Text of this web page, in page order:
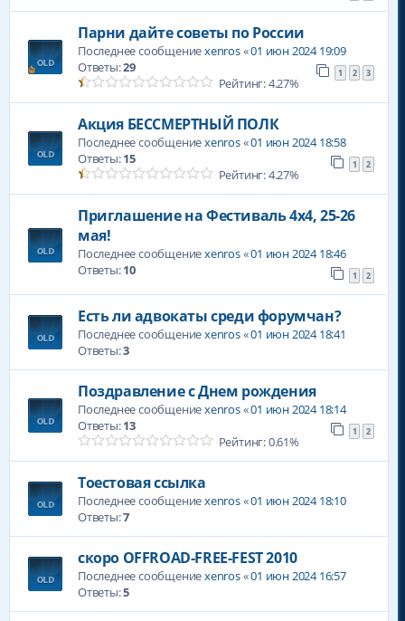
Парни дайте советы по России
Последнее сообщениеxenros«01 июн 2024 19:09
Ответы:29 1 2 3
Рейтинг: 4.27%
Акция БЕССМЕРТНЫЙ ПОЛК
Последнее сообщениеxenros«01 июн 2024 18:58
Ответы:15 1 2
Рейтинг: 4.27%
Приглашение на Фестиваль 4х4, 25-26
мая!
Последнее сообщениеxenros«01 июн 2024 18:46
Ответы:10 1 2
Есть ли адвокаты среди форумчан?
Последнее сообщениеxenros«01 июн 2024 18:41
Ответы:3
Поздравление с Днем рождения
Последнее сообщениеxenros«01 июн 2024 18:14
Ответы:13 1 2
Рейтинг: 0.61%
Тоестовая ссылка
Последнее сообщениеxenros«01 июн 2024 18:10
Ответы:7
скоро OFFROAD-FREE-FEST 2010
Последнее сообщениеxenros«01 июн 2024 16:57
Ответы:5